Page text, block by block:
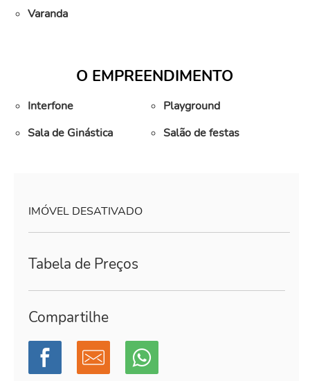
Varanda
O EMPREENDIMENTO
Interfone
Playground
Sala de Ginástica
Salão de festas
IMÓVEL DESATIVADO
Tabela de Preços
Compartilhe